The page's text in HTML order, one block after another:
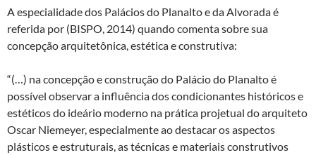
A especialidade dos Palácios do Planalto e da Alvorada é
referida por (BISPO, 2014) quando comenta sobre sua
concepção arquitetônica, estética e construtiva:
“(…) na concepção e construção do Palácio do Planalto é
possível observar a influência dos condicionantes históricos e
estéticos do ideário moderno na prática projetual do arquiteto
Oscar Niemeyer, especialmente ao destacar os aspectos
plásticos e estruturais, as técnicas e materiais construtivos